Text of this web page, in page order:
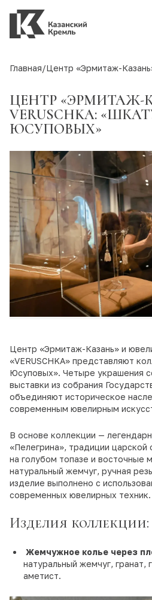
Главная/Центр «Эрмитаж-
ЦЕНТР «ЭРМИТАЖ-
VERUSCHKA:
ЮСУПОВЫХ»
Центр «Эрмитаж-Казань» и
«VERUSCHKA» представляют
Юсуповых». Четыре украшения
выставки из собрания
объединяют историческое
современным ювелирным
В основе коллекции —
«Пелегрина», традиции
на голубом топазе и восточные
натуральный жемчуг, ручная
изделие выполнено с
современных ювелирных техник.
Изделия коллекции:
Жемчужное колье через
натуральный жемчуг, гранат,
аметист.